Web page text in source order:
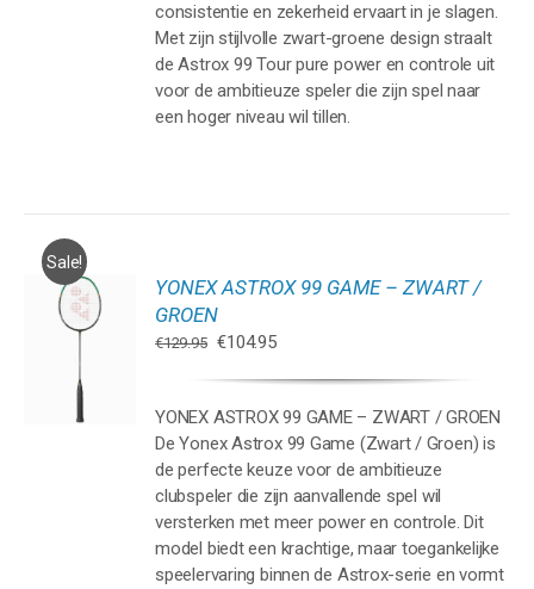
consistentie en zekerheid ervaart in je slagen.
Met zijn stijlvolle zwart-groene design straalt
de Astrox 99 Tour pure power en controle uit
voor de ambitieuze speler die zijn spel naar
een hoger niveau wil tillen.
Sale!
YONEX ASTROX 99 GAME – ZWART /
GROEN
€129.95 Oorspronkelijke
€129.95.
€104.95Huidige
€104.95.
YONEX ASTROX 99 GAME – ZWART / GROEN
De Yonex Astrox 99 Game (Zwart / Groen) is
de perfecte keuze voor de ambitieuze
clubspeler die zijn aanvallende spel wil
versterken met meer power en controle. Dit
model biedt een krachtige, maar toegankelijke
speelervaring binnen de Astrox-serie en vormt